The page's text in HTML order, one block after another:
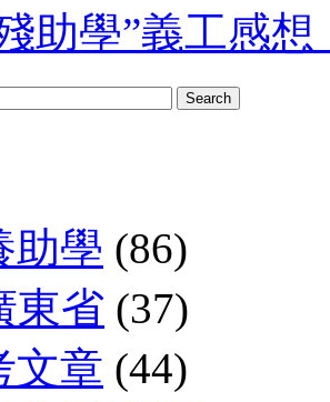
助學”義工感想
助學 (86)
東省 (37)
文章 (44)